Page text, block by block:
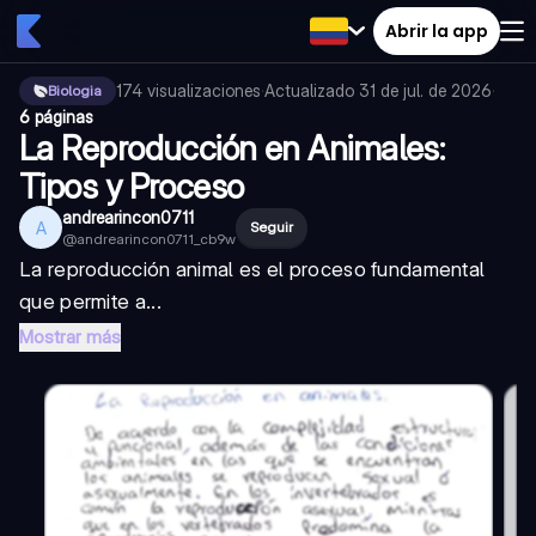
Abrir la app
Biologia 174 visualizaciones·Actualizado 31 de jul. de 2026·
6 páginas
La Reproducción en Animales:
Tipos y Proceso
A andrearincon0711
@andrearincon0711_cb9w
Seguir
La reproducción animal es el proceso fundamental
que permite a...
Mostrar más